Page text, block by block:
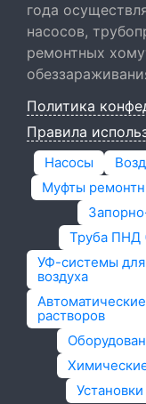
года
насосов,
ремонтных
Политика
Правила
Насосы
Муфты
Труба ПНД
УФ-системы для
воздуха
растворов